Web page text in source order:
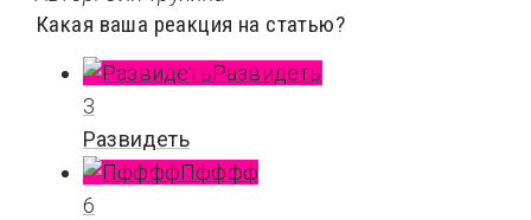
Какая ваша реакция на статью?
Развидеть
3
Развидеть
Пфффф
6